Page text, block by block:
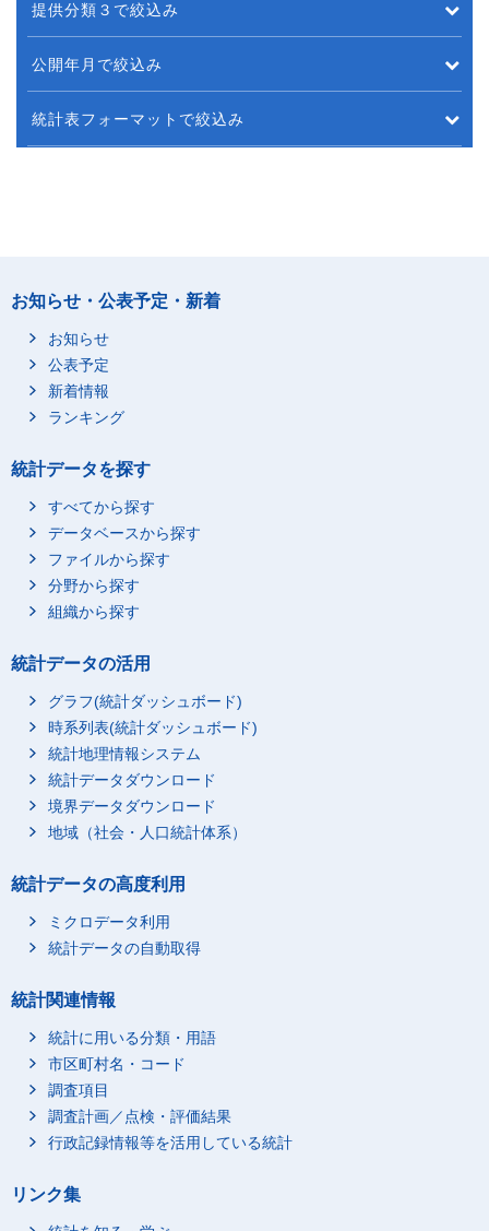
提供分類３で絞込み
公開年月で絞込み
統計表フォーマットで絞込み
お知らせ・公表予定・新着
お知らせ
公表予定
新着情報
ランキング
統計データを探す
すべてから探す
データベースから探す
ファイルから探す
分野から探す
組織から探す
統計データの活用
グラフ(統計ダッシュボード)
時系列表(統計ダッシュボード)
統計地理情報システム
統計データダウンロード
境界データダウンロード
地域（社会・人口統計体系）
統計データの高度利用
ミクロデータ利用
統計データの自動取得
統計関連情報
統計に用いる分類・用語
市区町村名・コード
調査項目
調査計画／点検・評価結果
行政記録情報等を活用している統計
リンク集